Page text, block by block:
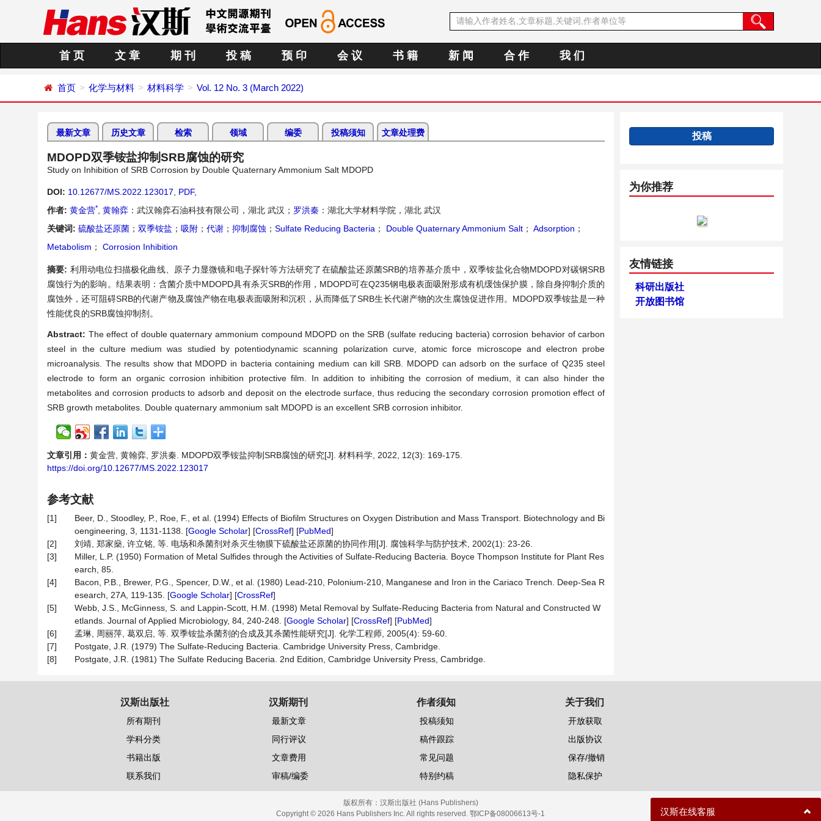
首 页 文 章 期 刊 投 稿 预 印 会 议 书 籍 新 闻 合 作 我 们
首页 化学与材料 材料科学 Vol. 12 No. 3 (March 2022)
最新文章 历史文章 检索 领域 编委 投稿须知 文章处理费
MDOPD双季铵盐抑制SRB腐蚀的研究
Study on Inhibition of SRB Corrosion by Double Quaternary Ammonium Salt MDOPD
DOI: 10.12677/MS.2022.123017 PDF,
作者: 黄金营* 黄翰弈 ：武汉翰弈石油科技有限公司，湖北 武汉； 罗洪秦 ：湖北大学材料学院，湖北 武汉
关键词: 硫酸盐还原菌 ； 双季铵盐 ； 吸附 ； 代谢 ； 抑制腐蚀 ； Sulfate Reducing Bacteria ； Double Quaternary Ammonium Salt ； Adsorption ；
Metabolism ； Corrosion Inhibition
摘要: 利用动电位扫描极化曲线、原子力显微镜和电子探针等方法研究了在硫酸盐还原菌SRB的培养基介质中，双季铵盐化合物MDOPD对碳钢SRB
腐蚀行为的影响。结果表明：含菌介质中MDOPD具有杀灭SRB的作用，MDOPD可在Q235钢电极表面吸附形成有机缓蚀保护膜，除自身抑制介质的
腐蚀外，还可阻碍SRB的代谢产物及腐蚀产物在电极表面吸附和沉积，从而降低了SRB生长代谢产物的次生腐蚀促进作用。MDOPD双季铵盐是一种
性能优良的SRB腐蚀抑制剂。
Abstract: The effect of double quaternary ammonium compound MDOPD on the SRB (sulfate reducing bacteria) corrosion behavior of carbon
steel in the culture medium was studied by potentiodynamic scanning polarization curve, atomic force microscope and electron probe
microanalysis. The results show that MDOPD in bacteria containing medium can kill SRB. MDOPD can adsorb on the surface of Q235 steel
electrode to form an organic corrosion inhibition protective film. In addition to inhibiting the corrosion of medium, it can also hinder the
metabolites and corrosion products to adsorb and deposit on the electrode surface, thus reducing the secondary corrosion promotion effect of
SRB growth metabolites. Double quaternary ammonium salt MDOPD is an excellent SRB corrosion inhibitor.
文章引用： 黄金营, 黄翰弈, 罗洪秦. MDOPD双季铵盐抑制SRB腐蚀的研究[J]. 材料科学, 2022, 12(3): 169-175.
https://doi.org/10.12677/MS.2022.123017
参考文献
[1]
Beer, D., Stoodley, P., Roe, F., et al. (1994) Effects of Biofilm Structures on Oxygen Distribution and Mass Transport. Biotechnology and Bi
oengineering, 3, 1131-1138. [Google Scholar] [CrossRef] [PubMed]
[2]
刘靖, 郑家燊, 许立铭, 等. 电场和杀菌剂对杀灭生物膜下硫酸盐还原菌的协同作用[J]. 腐蚀科学与防护技术, 2002(1): 23-26.
[3]
Miller, L.P. (1950) Formation of Metal Sulfides through the Activities of Sulfate-Reducing Bacteria. Boyce Thompson Institute for Plant Res
earch, 85.
[4]
Bacon, P.B., Brewer, P.G., Spencer, D.W., et al. (1980) Lead-210, Polonium-210, Manganese and Iron in the Cariaco Trench. Deep-Sea R
esearch, 27A, 119-135. [Google Scholar] [CrossRef]
[5]
Webb, J.S., McGinness, S. and Lappin-Scott, H.M. (1998) Metal Removal by Sulfate-Reducing Bacteria from Natural and Constructed W
etlands. Journal of Applied Microbiology, 84, 240-248. [Google Scholar] [CrossRef] [PubMed]
[6]
孟琳, 周丽萍, 葛双启, 等. 双季铵盐杀菌剂的合成及其杀菌性能研究[J]. 化学工程师, 2005(4): 59-60.
[7]
Postgate, J.R. (1979) The Sulfate-Reducing Bacteria. Cambridge University Press, Cambridge.
[8]
Postgate, J.R. (1981) The Sulfate Reducing Baceria. 2nd Edition, Cambridge University Press, Cambridge.
投稿
为你推荐
友情链接
科研出版社
开放图书馆
汉斯出版社
所有期刊
学科分类
书籍出版
联系我们
汉斯期刊
最新文章
同行评议
文章费用
审稿/编委
作者须知
投稿须知
稿件跟踪
常见问题
特别约稿
关于我们
开放获取
出版协议
保存/撤销
隐私保护
版权所有： 汉斯出版社 (Hans Publishers)
Copyright © 2026 Hans Publishers Inc. All rights reserved. 鄂ICP备08006613号-1